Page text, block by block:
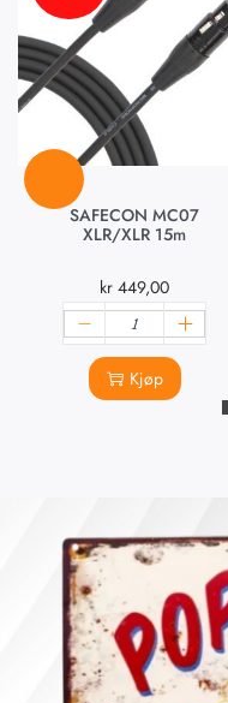
SAFECON MC07
XLR/XLR 15m
kr 449,00
Kjøp